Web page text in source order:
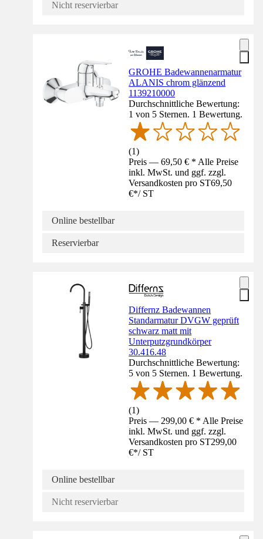
Nicht reservierbar
GROHE Badewannenarmatur
ALANIS chrom glänzend
1139210000
Durchschnittliche Bewertung:
1 von 5 Sternen. 1 Bewertung.
(1)
Preis — 69,50 € * Alle Preise
inkl. MwSt. und ggf. zzgl.
Versandkosten pro ST69,50
€*/ ST
Online bestellbar
Reservierbar
Differnz Badewannen
Standarmatur DVGW geprüft
schwarz matt mit
Unterputzgrundkörper
30.416.48
Durchschnittliche Bewertung:
5 von 5 Sternen. 1 Bewertung.
(1)
Preis — 299,00 € * Alle Preise
inkl. MwSt. und ggf. zzgl.
Versandkosten pro ST299,00
€*/ ST
Online bestellbar
Nicht reservierbar